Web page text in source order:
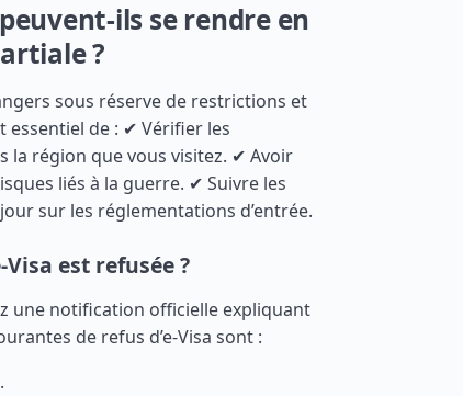
ils se rendre en
?
sous réserve de restrictions et
essentiel de : ✔ Vérifier les
la région que vous visitez. ✔ Avoir
liés à la guerre. ✔ Suivre les
sur les réglementations d’entrée.
est refusée ?
une notification officielle expliquant
de refus d’e-Visa sont :